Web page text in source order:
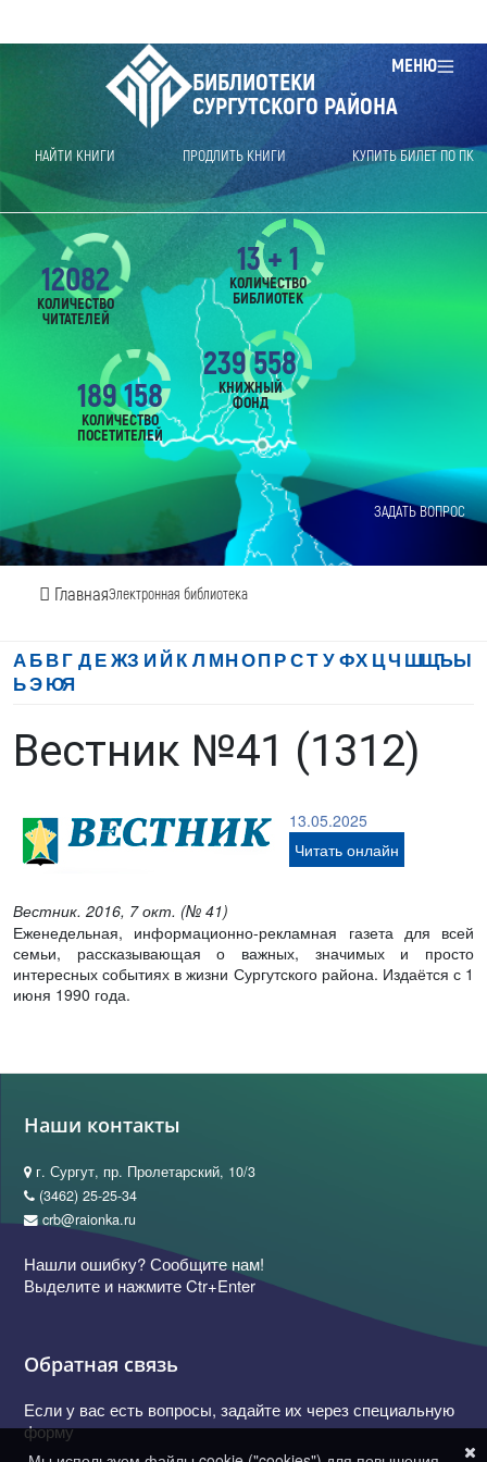
МЕНЮ
БИБЛИОТЕКИ
СУРГУТСКОГО РАЙОНА
НАЙТИ КНИГИ ПРОДЛИТЬ КНИГИ КУПИТЬ БИЛЕТ ПО ПК
ЗАДАТЬ ВОПРОС
ГлавнаяЭлектронная библиотека
12082
КОЛИЧЕСТВО
ЧИТАТЕЛЕЙ
189 158
КОЛИЧЕСТВО
ПОСЕТИТЕЛЕЙ
239 558
КНИЖНЫЙ
ФОНД
13 + 1
КОЛИЧЕСТВО
БИБЛИОТЕК
АБВГ ДЕЖЗ И Й К Л МНОП РСТ УФХ ЦЧ ШЩЪЫ
ЬЭЮЯ
Вестник №41 (1312)
13.05.2025
Читать онлайн
Вестник. 2016, 7 окт. (№ 41)
Еженедельная, информационно-рекламная газета для всей
семьи, рассказывающая о важных, значимых и просто
интересных событиях в жизни Сургутского района. Издаётся с 1
июня 1990 года.
Наши контакты
г. Сургут, пр. Пролетарский, 10/3
(3462) 25-25-34
crb@raionka.ru
Нашли ошибку? Сообщите нам!
Выделите и нажмите Ctr+Enter
Обратная связь
Если у вас есть вопросы, задайте их через специальную
форму